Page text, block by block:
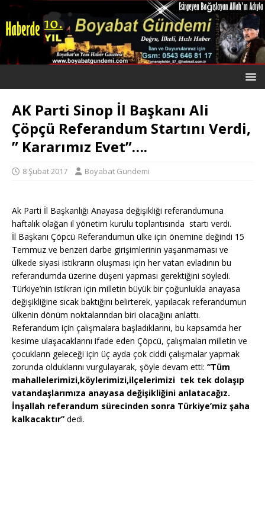
AK Parti Sinop İl Başkanı Ali
Çöpçü Referandum Startını Verdi,
” Kararımız Evet”….
8 Şubat 2017 Boyabat Gündemi
Ak Parti İl Başkanlığı Anayasa değişikliği referandumuna
haftalık olağan il yönetim kurulu toplantısında startı verdi.
İl Başkanı Çöpcü Referandumun ülke için önemine değindi 15
Temmuz ve benzeri darbe girişimlerinin yaşanmaması ve
ülkede siyasi istikrarın oluşması için her vatan evladının bu
referandumda üzerine düşeni yapması gerektiğini söyledi.
Türkiye’nin istikrarı için milletin büyük bir çoğunlukla anayasa
değişikliğine sıcak baktığını belirterek, yapılacak referandumun
ülkenin dönüm noktalarından biri olacağını anlattı.
Referandum için çalışmalara başladıklarını, bu kapsamda her
kesime ulaşacaklarını ifade eden Çöpcü, çalışmaları milletin ve
çocukların geleceği için üç ayda çok ciddi çalışmalar yapmak
zorunda olduklarını vurgulayarak, şöyle devam etti: “Tüm
mahallelerimizi,köylerimizi,ilçelerimizi tek tek dolaşıp
vatandaşlarımıza anayasa değişikliğini anlatacağız.
İnşallah referandum sürecinden sonra Türkiye’miz şaha
kalkacaktır” dedi.